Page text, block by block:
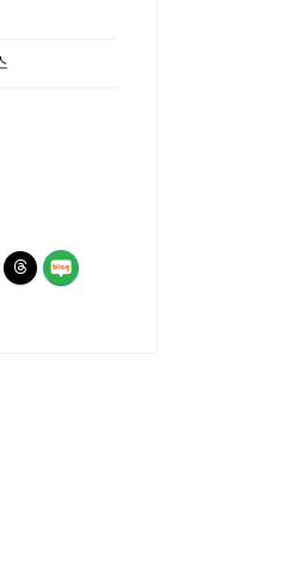
window of Facebook page
new window of Instagram
a new window of Youtube
opens a new window of Threads
opens a new window of